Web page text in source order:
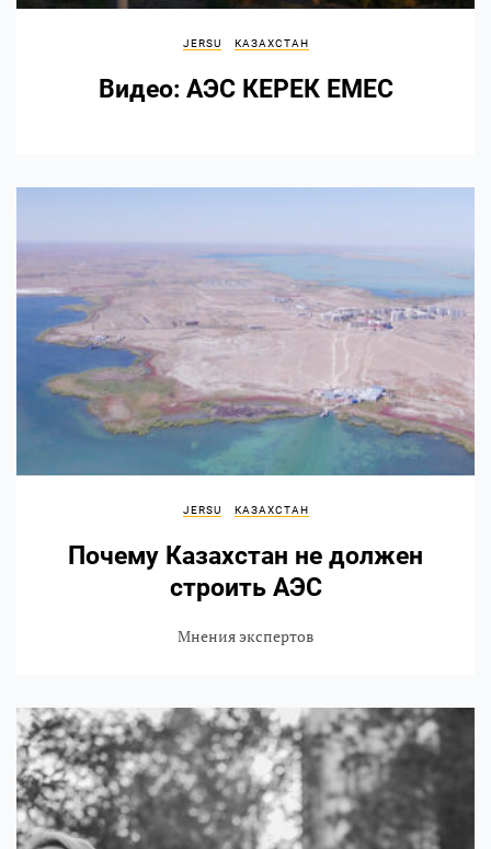
JERSU КАЗАХСТАН
Видео: АЭС КЕРЕК ЕМЕС
JERSU КАЗАХСТАН
Почему Казахстан не должен
строить АЭС
Мнения экспертов